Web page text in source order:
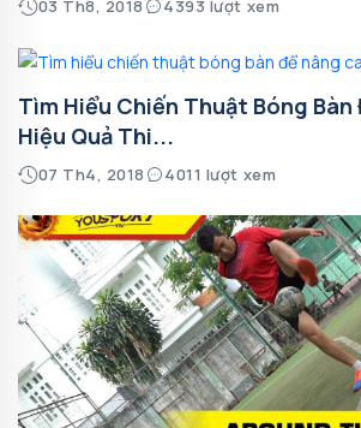
03 Th8, 2018 4393 lượt xem
Tìm Hiểu Chiến Thuật Bóng Bàn
Hiệu Quả Thi...
07 Th4, 2018 4011 lượt xem